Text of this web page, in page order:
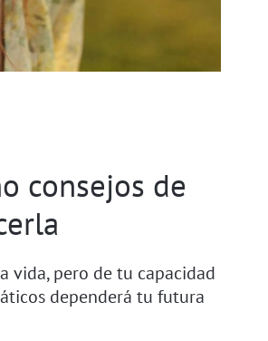
consejos de
vida, pero de tu capacidad
dependerá tu futura